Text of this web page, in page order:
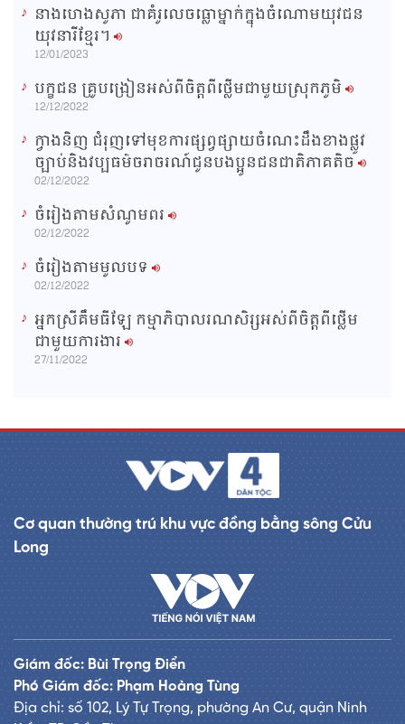
នាងហេងសូភា ជាគំរូលេចធ្លោម្នាក់ក្នុងចំណោមយុវជន
យុវនារីខ្មែរ។
12/01/2023
បក្ខជន គ្រូបង្រៀនអស់ពីចិត្តពីថ្លើមជាមួយស្រុកភូមិ
12/12/2022
ក្វាងនិញ ជំរុញទៅមុខការផ្សព្វផ្សាយចំណេះដឹងខាងផ្លូវ
ច្បាប់និងវប្បធម៌ចរាចរណ៍ជូនបងប្អូនជនជាតិភាគតិច
02/12/2022
ចំរៀងតាមសំណូមពរ
02/12/2022
ចំរៀងតាមមូលបទ
02/12/2022
អ្នកស្រីគឹមធីឡែ កម្មាភិបាលរណសិរ្សអស់ពីចិត្តពីថ្លើម
ជាមួយការងារ
27/11/2022
Cơ quan thường trú khu vực đồng bằng sông Cửu
Long
Giám đốc: Bùi Trọng Điển
Phó Giám đốc: Phạm Hoàng Tùng
Địa chỉ: số 102, Lý Tự Trọng, phường An Cư, quận Ninh